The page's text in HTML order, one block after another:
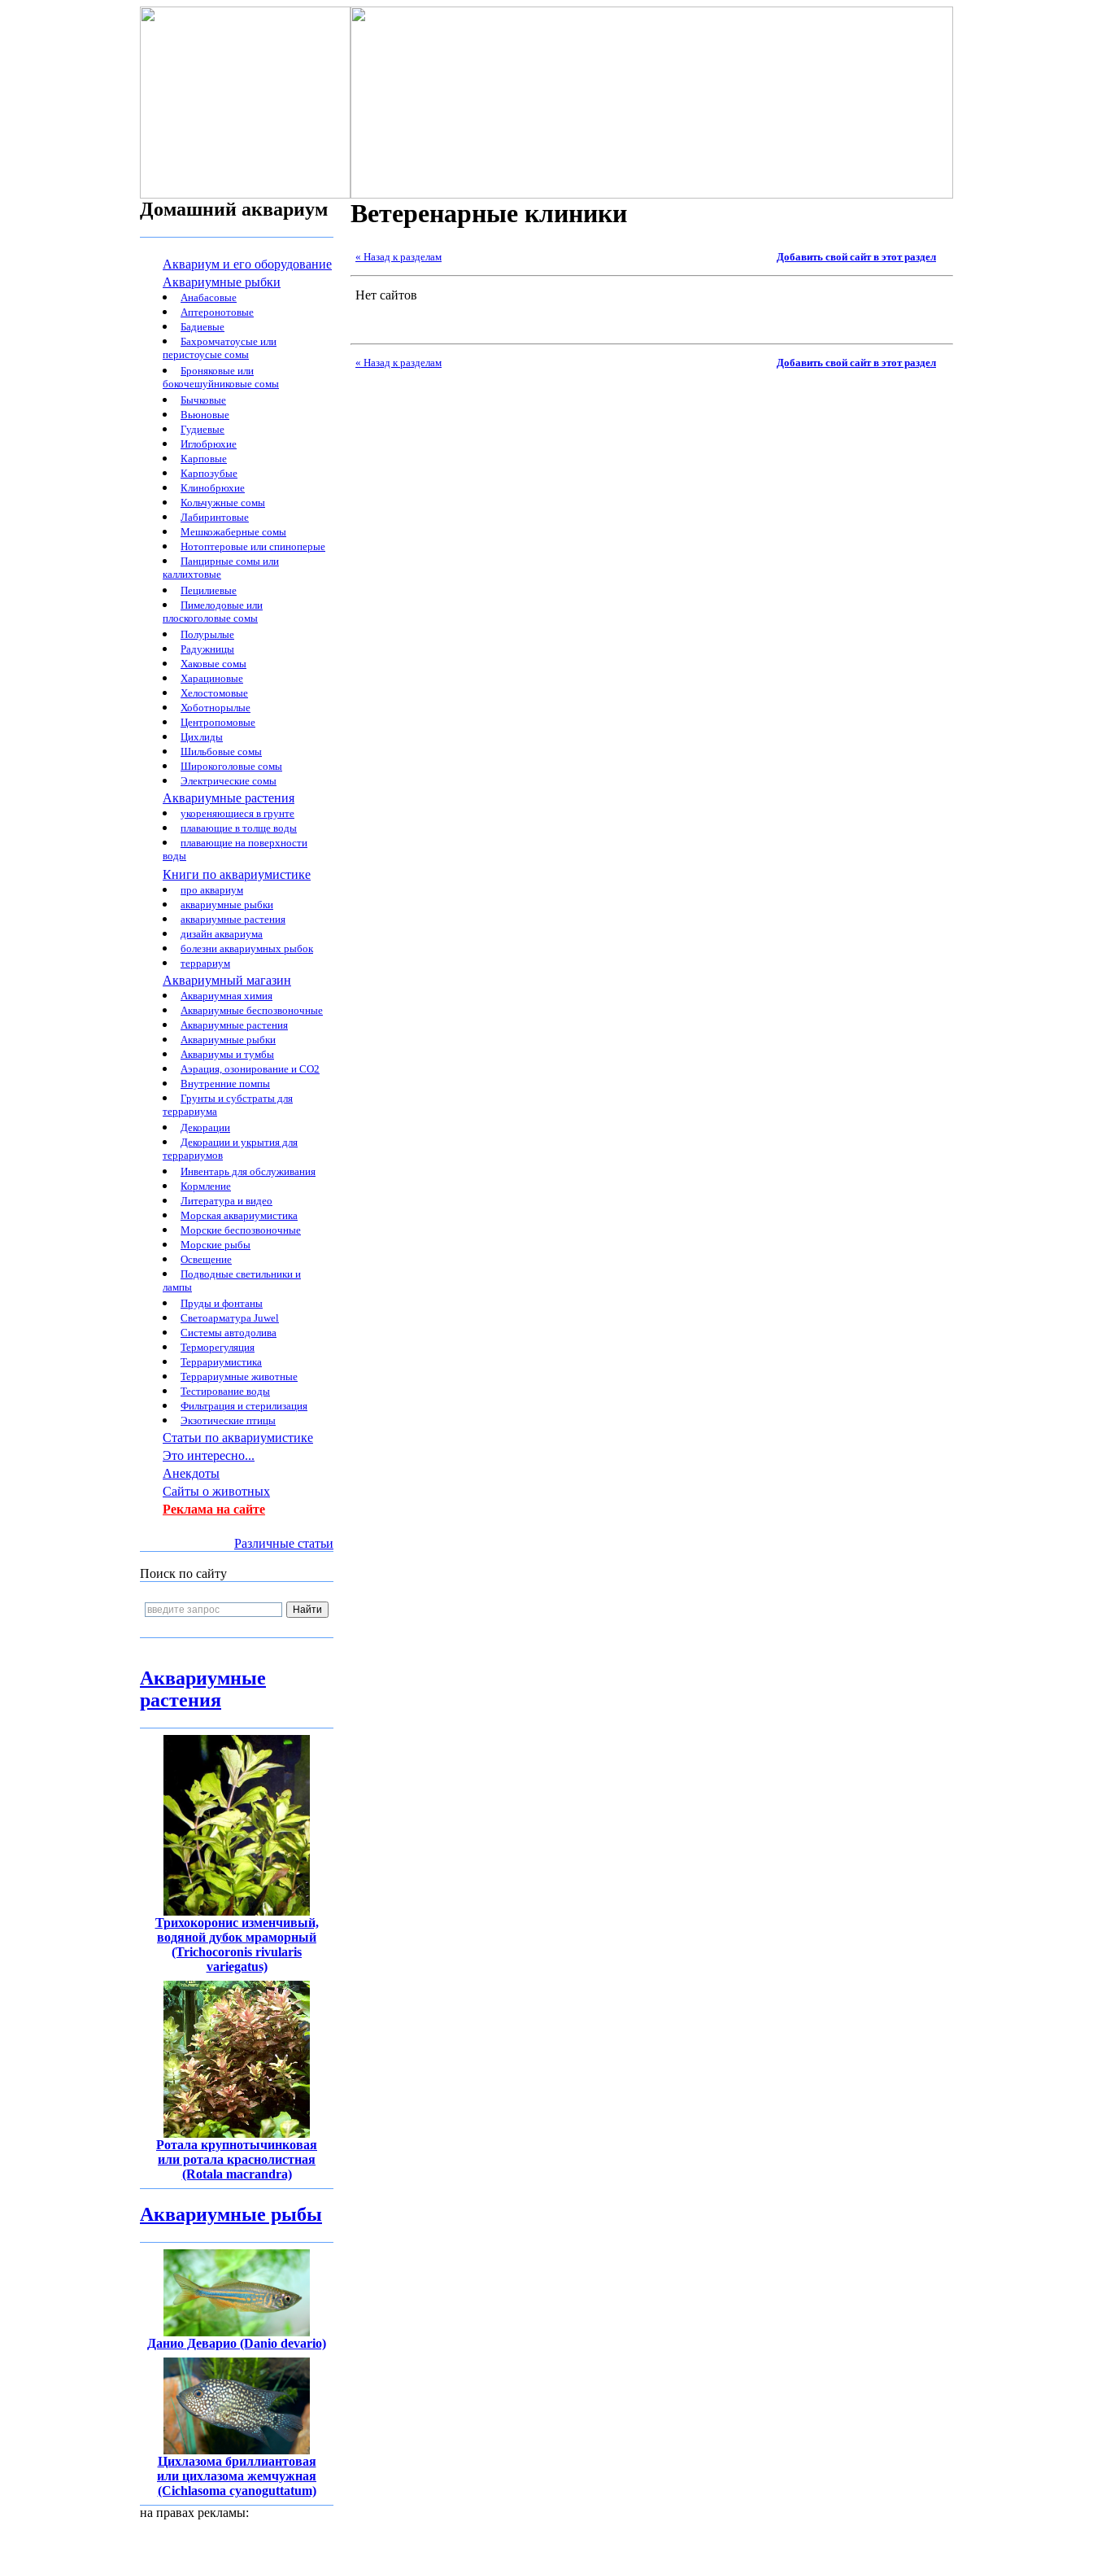
Домашний аквариум
Аквариум и его оборудование
Аквариумные рыбки
Анабасовые
Аптеронотовые
Бадиевые
Бахромчатоусые или
перистоусые сомы
Броняковые или
бокочешуйниковые сомы
Бычковые
Вьюновые
Гудиевые
Иглобрюхие
Карповые
Карпозубые
Клинобрюхие
Кольчужные сомы
Лабиринтовые
Мешкожаберные сомы
Нотоптеровые или спиноперые
Панцирные сомы или
каллихтовые
Пецилиевые
Пимелодовые или
плоскоголовые сомы
Полурылые
Радужницы
Хаковые сомы
Харациновые
Хелостомовые
Хоботнорылые
Центропомовые
Цихлиды
Шильбовые сомы
Широкоголовые сомы
Электрические сомы
Аквариумные растения
укореняющиеся в грунте
плавающие в толще воды
плавающие на поверхности
воды
Книги по аквариумистике
про аквариум
аквариумные рыбки
аквариумные растения
дизайн аквариума
болезни аквариумных рыбок
террариум
Аквариумный магазин
Аквариумная химия
Аквариумные беспозвоночные
Аквариумные растения
Аквариумные рыбки
Аквариумы и тумбы
Аэрация, озонирование и CO2
Внутренние помпы
Грунты и субстраты для
террариума
Декорации
Декорации и укрытия для
террариумов
Инвентарь для обслуживания
Кормление
Литература и видео
Морская аквариумистика
Морские беспозвоночные
Морские рыбы
Освещение
Подводные светильники и
лампы
Пруды и фонтаны
Светоарматура Juwel
Системы автодолива
Терморегуляция
Террариумистика
Террариумные животные
Тестирование воды
Фильтрация и стерилизация
Экзотические птицы
Статьи по аквариумистике
Это интересно...
Анекдоты
Сайты о животных
Реклама на сайте
Различные статьи
Поиск по сайту
Аквариумные
растения
Трихокоронис изменчивый,
водяной дубок мраморный
(Trichocoronis rivularis
variegatus)
Ротала крупнотычинковая
или ротала краснолистная
(Rotala macrandra)
Аквариумные рыбы
Данио Деварио (Danio devario)
Цихлазома бриллиантовая
или цихлазома жемчужная
(Cichlasoma cyanoguttatum)
на правах рекламы:
Ветеренарные клиники
« Назад к разделам Добавить свой сайт в этот раздел
Нет сайтов
« Назад к разделам Добавить свой сайт в этот раздел